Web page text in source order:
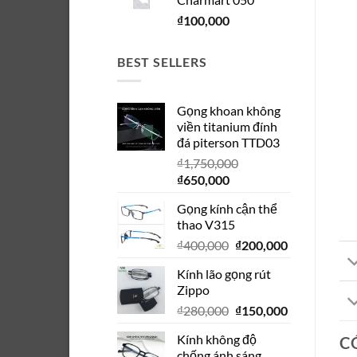
₫5,400,000.là:
₫100,000
BEST SELLERS
Gọng khoan không
viền titanium đính
đá piterson TTD03
₫1,750,000
Giá
là:
₫1,750,000.
₫650,000Giá
tại
là:
₫650,000.
Gọng kính cận thể
thao V315
₫400,000 Giá
là:
₫200,000Giá
₫200,000.
Kính lão gọng rút
Zippo
₫280,000 Giá
là:
₫150,000Giá
Kính không độ